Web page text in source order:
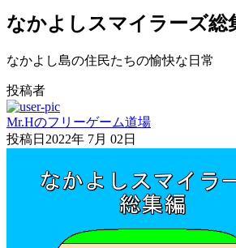
なかよしスマイラーズ総
なかよし島の住民たちの愉快な日常
投稿者
Mr.Hのフリーゲーム道場
投稿日 2022年 7月 02日